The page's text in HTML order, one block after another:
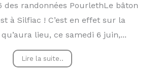
des randonnées PourlethLe bâton
à Silfiac ! C’est en effet sur la
lieu, ce samedi 6 juin,...
Lire la suite..